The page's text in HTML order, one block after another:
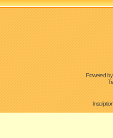
Powered by